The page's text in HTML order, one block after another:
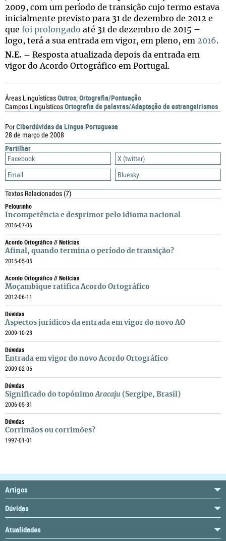
PorCiberdúvidas da Língua Portuguesa
28 de março de 2008
Partilhar
Facebook
X (twitter)
Email
Bluesky
Textos Relacionados(7)
Pelourinho
Incompetência e desprimor pelo idioma nacional
2016-07-06
Acordo Ortográfico // Notícias
Afinal, quando termina o período de transição?
2015-05-05
Acordo Ortográfico // Notícias
Moçambique ratifica Acordo Ortográfico
2012-06-11
Dúvidas
Aspectos jurídicos da entrada em vigor do novo AO
2009-10-23
Dúvidas
Entrada em vigor do novo Acordo Ortográfico
2009-02-06
Dúvidas
Significado do topónimoAracaju (Sergipe, Brasil)
2006-05-31
Dúvidas
Corrimãos ou corrimões?
1997-01-01
2009, com um período de transição cujo termo estava
inicialmente previsto para 31 de dezembro de 2012 e
que foi prolongado até 31 de dezembro de 2015 –
logo, terá a sua entrada em vigor, em pleno, em 2016.
N.E. – Resposta atualizada depois da entrada em
vigor do Acordo Ortográfico em Portugal.
Áreas LinguísticasOutros;Ortografia/Pontuação
Campos LinguísticosOrtografia de palavras/Adaptação de estrangeirismos
Artigos
Dúvidas
Atualidades